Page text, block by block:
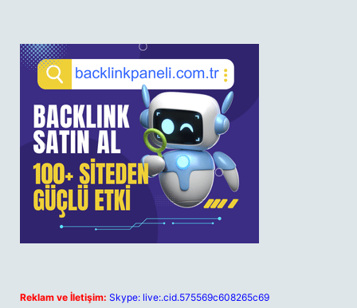
Reklam ve İletişim: Skype: live:.cid.575569c608265c69